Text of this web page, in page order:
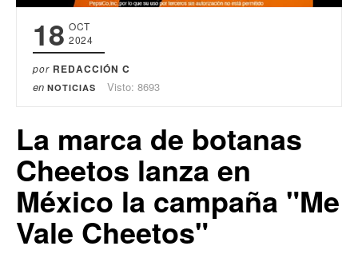
18 OCT
2024
por REDACCIÓN C
en NOTICIAS Visto: 8693
La marca de botanas
Cheetos lanza en
México la campaña "Me
Vale Cheetos"